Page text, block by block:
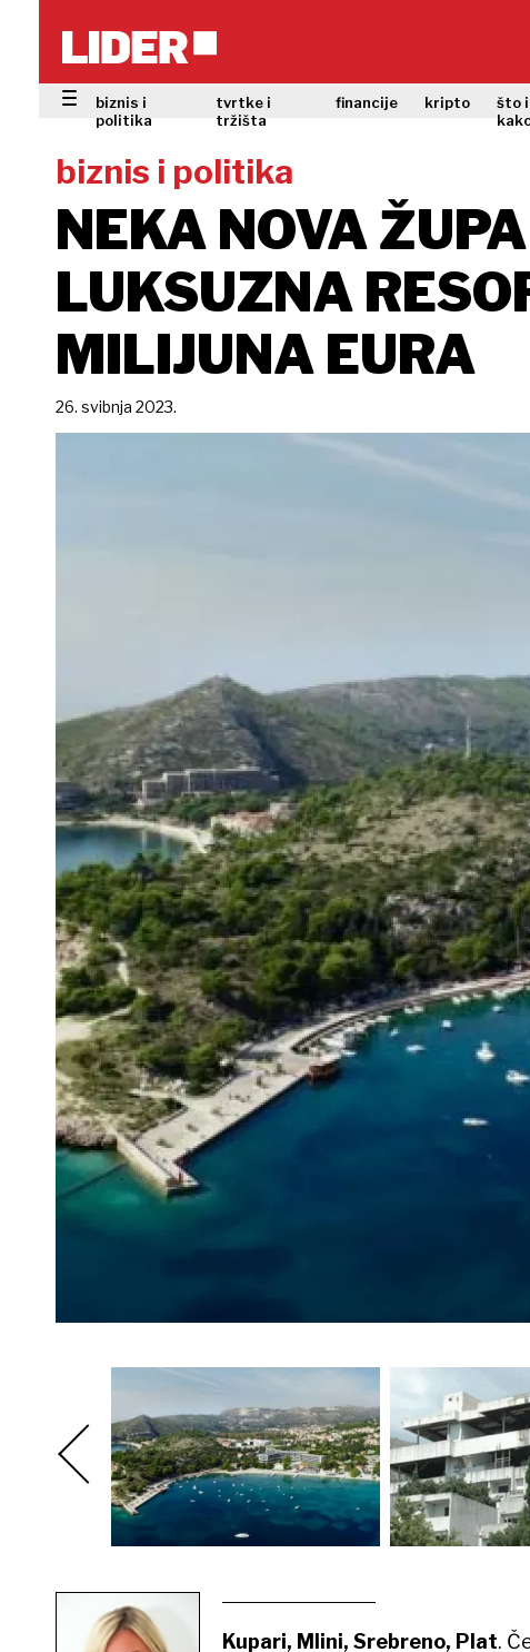
biznis i
politika
tvrtke i
tržišta
financije kripto
što i
biznis i politika
NEKA NOVA
LUKSUZNA
MILIJUNA EURA
26. svibnja 2023.
Kupari, Mlini, Srebreno, Plat.